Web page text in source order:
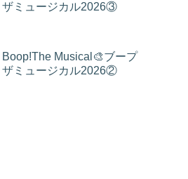
ザミュージカル2026③
Boop!The Musical🎨ブープ
ザミュージカル2026②